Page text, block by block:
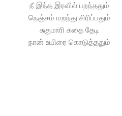
நீ இந்த இரவில் பறந்ததும்
நெஞ்சம் மறந்து சிரிப்பதும்
சுகுமாரி கதை தேடி
நான் உயிரை கொடுத்ததும்